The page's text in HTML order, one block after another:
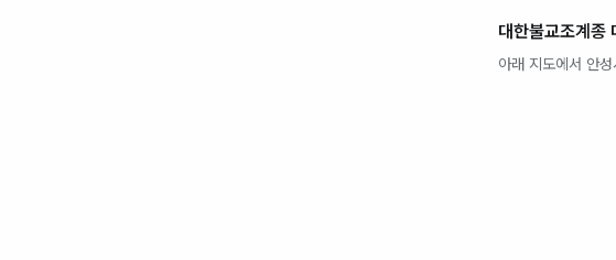
대한불교조계종
아래 지도에서 안성